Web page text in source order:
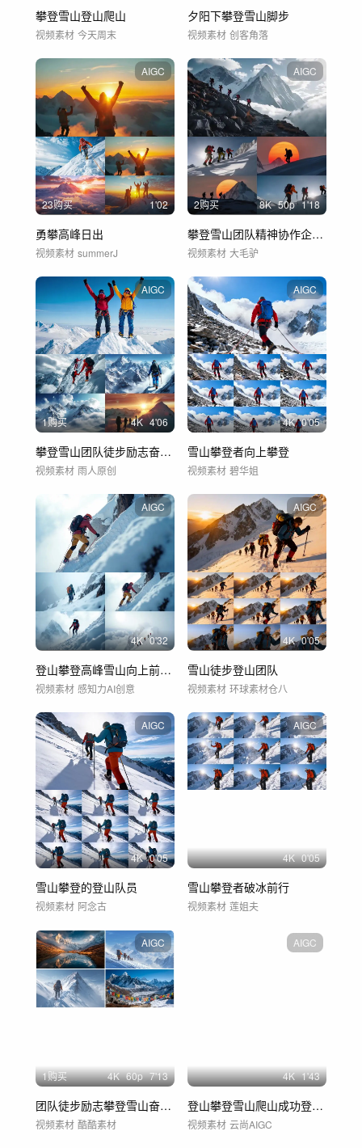
攀登雪山登山爬山
视频素材 今天周末
夕阳下攀登雪山脚步
视频素材 创客角落
AIGC
23购买 1'02
勇攀高峰日出
视频素材 summerJ
AIGC
2购买 8K 50p 1'18
攀登雪山团队精神协作企业精神战胜自己
视频素材 大毛驴
AIGC
1购买 4K 4'06
攀登雪山团队徒步励志奋斗登山顶勇攀高峰
视频素材 雨人原创
AIGC
4K 0'05
雪山攀登者向上攀登
视频素材 碧华姐
AIGC
4K 0'32
登山攀登高峰雪山向上前进勇往直前4K视频
视频素材 感知力AI创意
AIGC
4K 0'05
雪山徒步登山团队
视频素材 环球素材仓八
AIGC
4K 0'05
雪山攀登的登山队员
视频素材 阿念古
AIGC
4K 0'05
雪山攀登者破冰前行
视频素材 莲姐夫
AIGC
1购买 4K 60p 7'13
团队徒步励志攀登雪山奋斗登顶登山勇攀高峰
视频素材 酷酷素材
AIGC
4K 1'43
登山攀登雪山爬山成功登顶山顶励志企业宣传
视频素材 云尚AIGC